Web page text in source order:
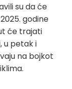
su da će
godine
će trajati
u petak i
na bojkot